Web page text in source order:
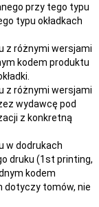
przy tego typu
typu okładkach
z różnymi wersjami
kodem produktu
z różnymi wersjami
wydawcę pod
z konkretną
w dodrukach
druku (1st printing,
kodem
dotyczy tomów, nie